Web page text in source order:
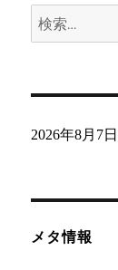
検
索:
2026年8月7日
メタ情報